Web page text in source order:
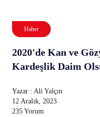
Haber
2020'de Kan ve
Kardeşlik Daim
Yazar : Ali Yalçın
12 Aralık, 2023
235 Yorum